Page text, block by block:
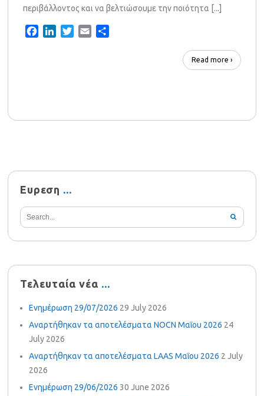
περιβάλλοντος και να βελτιώσουμε την ποιότητα [...]
FacebookLinkedInTwitterEmail
Read more ›
Ευρεση
Τελευταία νέα
Ενημέρωση 29/07/2026 29 July 2026
Αναρτήθηκαν τα αποτελέσματα NOCN Μαΐου 2026 24
July 2026
Αναρτήθηκαν τα αποτελέσματα LAAS Μαΐου 2026 2 July
2026
Ενημέρωση 29/06/2026 30 June 2026